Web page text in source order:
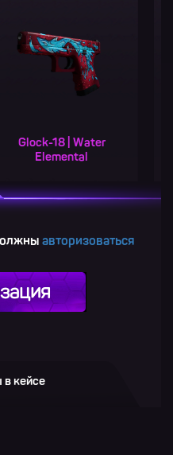
MAC-10 |
авторизоваться
кейсе